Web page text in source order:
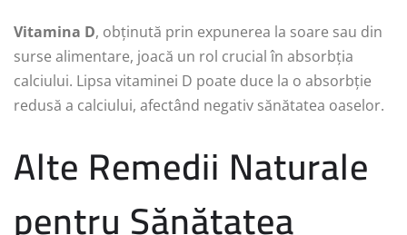
Vitamina D, obținută prin expunerea la soare sau din
surse alimentare, joacă un rol crucial în absorbția
calciului. Lipsa vitaminei D poate duce la o absorbție
redusă a calciului, afectând negativ sănătatea oaselor.
Alte Remedii Naturale
pentru Sănătatea